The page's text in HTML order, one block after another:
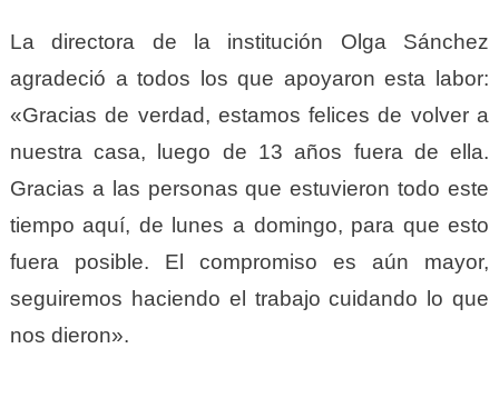
La directora de la institución Olga Sánchez
agradeció a todos los que apoyaron esta labor:
«Gracias de verdad, estamos felices de volver a
nuestra casa, luego de 13 años fuera de ella.
Gracias a las personas que estuvieron todo este
tiempo aquí, de lunes a domingo, para que esto
fuera posible. El compromiso es aún mayor,
seguiremos haciendo el trabajo cuidando lo que
nos dieron».